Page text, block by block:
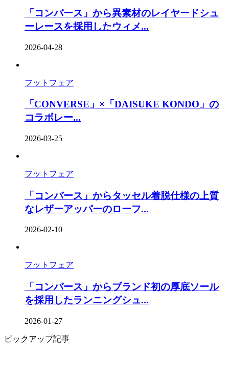
「コンバース」から異素材のレイヤードシュ
ーレースを採用したウィメ...
2026-04-28
フットフェア
「CONVERSE」×「DAISUKE KONDO」の
コラボレー...
2026-03-25
フットフェア
「コンバース」からタッセル着脱仕様の上質
なレザーアッパーのローフ...
2026-02-10
フットフェア
「コンバース」からブランド初の厚底ソール
を採⽤したランニングシュ...
2026-01-27
ピックアップ記事